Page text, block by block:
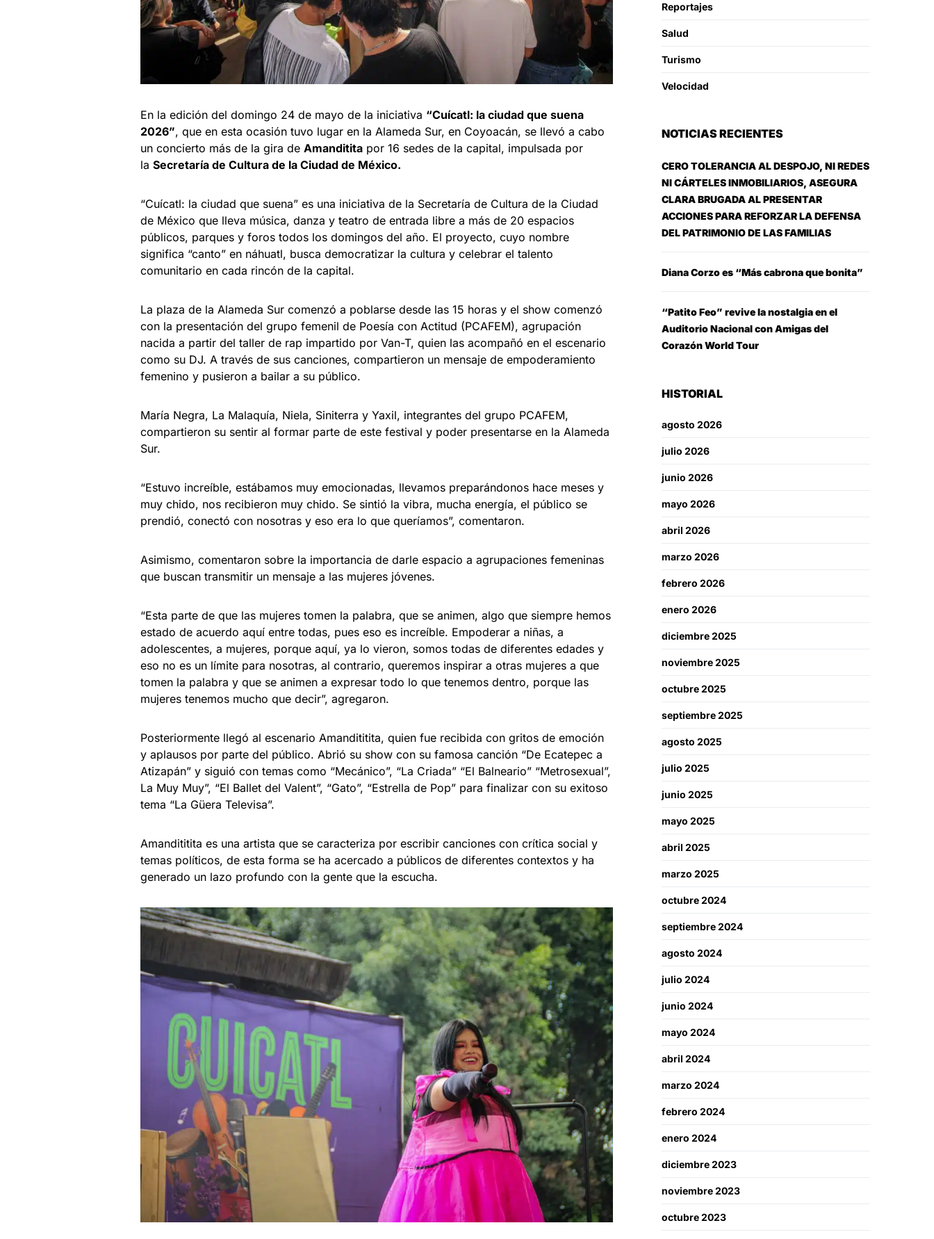
En la edición del domingo 24 de mayo de la iniciativa “Cuícatl: la ciudad que suena
2026”, que en esta ocasión tuvo lugar en la Alameda Sur, en Coyoacán, se llevó a cabo
un concierto más de la gira de Amanditita por 16 sedes de la capital, impulsada por
la Secretaría de Cultura de la Ciudad de México.
“Cuícatl: la ciudad que suena” es una iniciativa de la Secretaría de Cultura de la Ciudad
de México que lleva música, danza y teatro de entrada libre a más de 20 espacios
públicos, parques y foros todos los domingos del año. El proyecto, cuyo nombre
significa “canto” en náhuatl, busca democratizar la cultura y celebrar el talento
comunitario en cada rincón de la capital.
La plaza de la Alameda Sur comenzó a poblarse desde las 15 horas y el show comenzó
con la presentación del grupo femenil de Poesía con Actitud (PCAFEM), agrupación
nacida a partir del taller de rap impartido por Van-T, quien las acompañó en el escenario
como su DJ. A través de sus canciones, compartieron un mensaje de empoderamiento
femenino y pusieron a bailar a su público.
María Negra, La Malaquía, Niela, Siniterra y Yaxil, integrantes del grupo PCAFEM,
compartieron su sentir al formar parte de este festival y poder presentarse en la Alameda
Sur.
“Estuvo increíble, estábamos muy emocionadas, llevamos preparándonos hace meses y
muy chido, nos recibieron muy chido. Se sintió la vibra, mucha energía, el público se
prendió, conectó con nosotras y eso era lo que queríamos”, comentaron.
Asimismo, comentaron sobre la importancia de darle espacio a agrupaciones femeninas
que buscan transmitir un mensaje a las mujeres jóvenes.
“Esta parte de que las mujeres tomen la palabra, que se animen, algo que siempre hemos
estado de acuerdo aquí entre todas, pues eso es increíble. Empoderar a niñas, a
adolescentes, a mujeres, porque aquí, ya lo vieron, somos todas de diferentes edades y
eso no es un límite para nosotras, al contrario, queremos inspirar a otras mujeres a que
tomen la palabra y que se animen a expresar todo lo que tenemos dentro, porque las
mujeres tenemos mucho que decir”, agregaron.
Posteriormente llegó al escenario Amandititita, quien fue recibida con gritos de emoción
y aplausos por parte del público. Abrió su show con su famosa canción “De Ecatepec a
Atizapán” y siguió con temas como “Mecánico”, “La Criada” “El Balneario” “Metrosexual”,
La Muy Muy”, “El Ballet del Valent”, “Gato”, “Estrella de Pop” para finalizar con su exitoso
tema “La Güera Televisa”.
Amandititita es una artista que se caracteriza por escribir canciones con crítica social y
temas políticos, de esta forma se ha acercado a públicos de diferentes contextos y ha
generado un lazo profundo con la gente que la escucha.
Reportajes
Salud
Turismo
Velocidad
NOTICIAS RECIENTES
CERO TOLERANCIA AL DESPOJO, NI REDES
NI CÁRTELES INMOBILIARIOS, ASEGURA
CLARA BRUGADA AL PRESENTAR
ACCIONES PARA REFORZAR LA DEFENSA
DEL PATRIMONIO DE LAS FAMILIAS
Diana Corzo es “Más cabrona que bonita”
“Patito Feo” revive la nostalgia en el
Auditorio Nacional con Amigas del
Corazón World Tour
HISTORIAL
agosto 2026
julio 2026
junio 2026
mayo 2026
abril 2026
marzo 2026
febrero 2026
enero 2026
diciembre 2025
noviembre 2025
octubre 2025
septiembre 2025
agosto 2025
julio 2025
junio 2025
mayo 2025
abril 2025
marzo 2025
octubre 2024
septiembre 2024
agosto 2024
julio 2024
junio 2024
mayo 2024
abril 2024
marzo 2024
febrero 2024
enero 2024
diciembre 2023
noviembre 2023
octubre 2023